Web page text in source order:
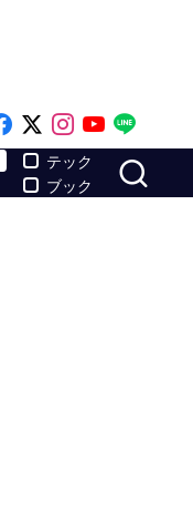
Like on Facebook
Follow on x
Follow on
Follow
テック
ブック